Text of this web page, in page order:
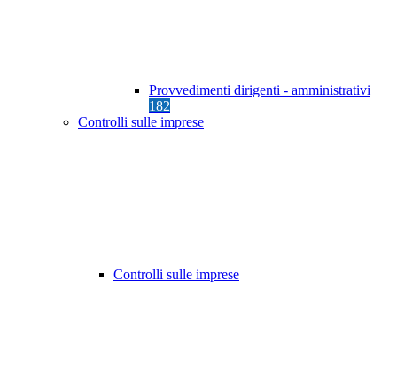
Provvedimenti dirigenti - amministrativi
182
Controlli sulle imprese
Controlli sulle imprese